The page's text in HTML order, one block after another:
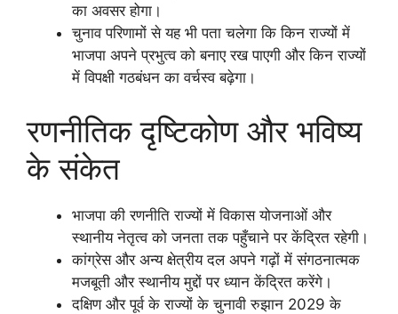
का अवसर होगा।
चुनाव परिणामों से यह भी पता चलेगा कि किन राज्यों में
भाजपा अपने प्रभुत्व को बनाए रख पाएगी और किन राज्यों
में विपक्षी गठबंधन का वर्चस्व बढ़ेगा।
रणनीतिक दृष्टिकोण और भविष्य
के संकेत
भाजपा की रणनीति राज्यों में विकास योजनाओं और
स्थानीय नेतृत्व को जनता तक पहुँचाने पर केंद्रित रहेगी।
कांग्रेस और अन्य क्षेत्रीय दल अपने गढ़ों में संगठनात्मक
मजबूती और स्थानीय मुद्दों पर ध्यान केंद्रित करेंगे।
दक्षिण और पूर्व के राज्यों के चुनावी रुझान 2029 के